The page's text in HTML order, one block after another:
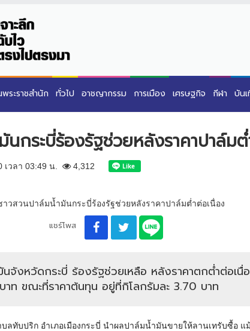
พระราชสำนัก ทั่วไป อาชญากรรม การเมือง เศรษฐกิจ กีฬา บัน
นกระบี่ร้องรัฐช่วยหลังราคาปาล์ม
เวลา 03:49 น. 4,312
แชร์โพส
นจังหวัดกระบี่ ร้องรัฐช่วยเหลือ หลังราคาตกต่ำต่อเนื่
าท ขณะที่ราคาต้นทุน อยู่ที่กิโลกรัมละ 3.70 บาท
ลทับปริก อำเภอเมืองกระบี่ นำผลปาล์มน้ำมันขายให้ลานเทรับซื้อ แ